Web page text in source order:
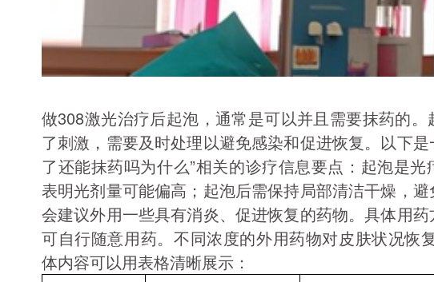
做308激光治疗后起泡，通常是可以并且需要抹药的
了刺激，需要及时处理以避免感染和促进恢复。以下是
了还能抹药吗为什么”相关的诊疗信息要点：起泡是光
表明光剂量可能偏高；起泡后需保持局部清洁干燥，
会建议外用一些具有消炎、促进恢复的药物。具体用
可自行随意用药。不同浓度的外用药物对皮肤状况恢
体内容可以用表格清晰展示：